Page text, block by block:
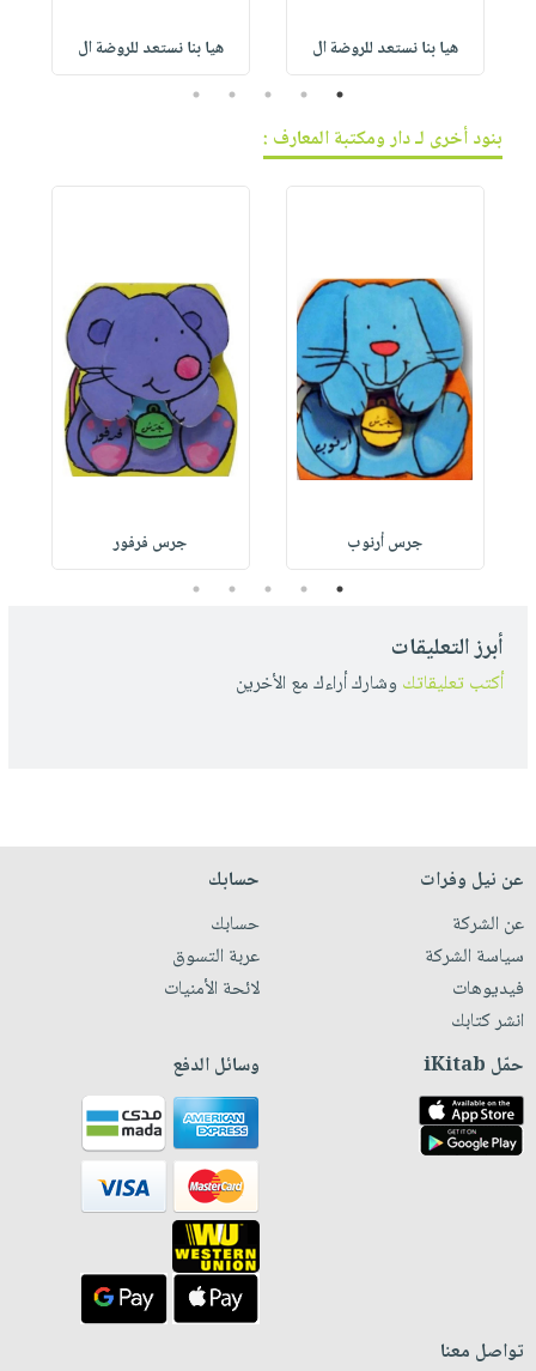
هيا بنا نستعد للروضة ال هيا بنا نستعد للروضة ال
1
2
3
4
5
بنود أخرى لـ دار ومكتبة المعارف :
جرس أرنوب جرس فرفور
1
2
3
4
5
أبرز التعليقات
أكتب تعليقاتك وشارك أراءك مع الأخرين
عن نيل وفرات
عن الشركة
سياسة الشركة
فيديوهات
انشر كتابك
حسابك
حسابك
عربة التسوق
لائحة الأمنيات
حمّل iKitab وسائل الدفع
تواصل معنا